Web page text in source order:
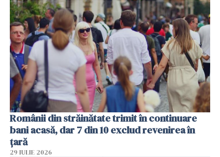
Românii din străinătate trimit în continuare
bani acasă, dar 7 din 10 exclud revenirea în
țară
29 IULIE 2026